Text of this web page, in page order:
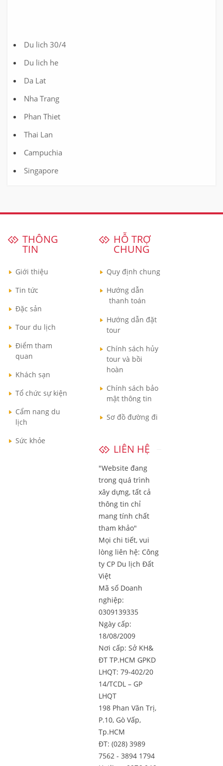
Du lich 30/4
Du lich he
Da Lat
Nha Trang
Phan Thiet
Thai Lan
Campuchia
Singapore
THÔNG
TIN
Giới thiệu
Tin tức
Đặc sản
Tour du lịch
Điểm tham
quan
Khách sạn
Tổ chức sự kiện
Cẩm nang du
lịch
Sức khỏe
HỖ TRỢ
CHUNG
Quy định chung
Hướng dẫn
thanh toán
Hướng dẫn đặt
tour
Chính sách hủy
tour và bồi
hoàn
Chính sách bảo
mật thông tin
Sơ đồ đường đi
LIÊN HỆ
"Website đang
trong quá trình
xây dựng, tất cả
thông tin chỉ
mang tính chất
tham khảo"
Mọi chi tiết, vui
lòng liên hệ: Công
ty CP Du lịch Đất
Việt
Mã số Doanh
nghiệp:
0309139335
Ngày cấp:
18/08/2009
Nơi cấp: Sở KH&
ĐT TP.HCM GPKD
LHQT: 79-402/20
14/TCDL – GP
LHQT
198 Phan Văn Trị,
P.10, Gò Vấp,
Tp.HCM
ĐT: (028) 3989
7562 - 3894 1794